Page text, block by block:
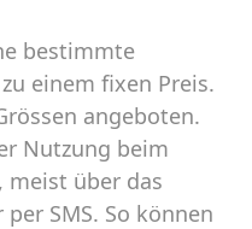
bestimmte
einem fixen Preis.
angeboten.
Nutzung beim
meist über das
SMS. So können